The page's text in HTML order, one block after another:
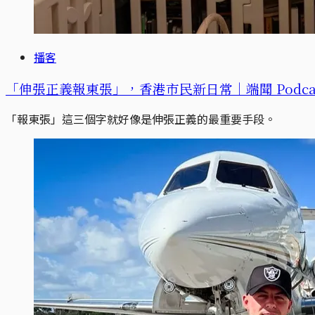
播客
「伸張正義報東張」，香港市民新日常｜端聞
「報東張」這三個字就好像是伸張正義的最重要手段。